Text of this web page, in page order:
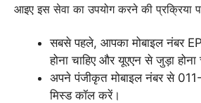
आइए इस सेवा का उपयोग करने की प्रक्रिया
सबसे पहले, आपका मोबाइल नंबर
होना चाहिए और यूएएन से जुड़ा होना
अपने पंजीकृत मोबाइल नंबर से
मिस्ड कॉल करें।